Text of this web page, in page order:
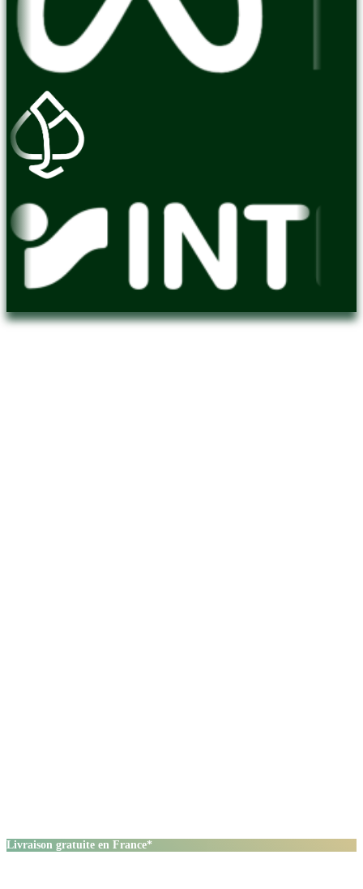
Livraison gratuite en France*